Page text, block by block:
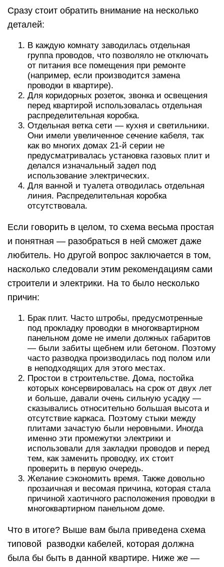
Сразу стоит обратить внимание на несколько
деталей:
В каждую комнату заводилась отдельная
группа проводов, что позволяло не отключать
от питания все помещения при ремонте
(например, если производится замена
проводки в квартире).
Для коридорных розеток, звонка и освещения
перед квартирой использовалась отдельная
распределительная коробка.
Отдельная ветка сети — кухня и светильники.
Они имели увеличенное сечение кабеля, так
как во многих домах 21-й серии не
предусматривалась установка газовых плит и
делался изначальный задел под
использование электрических.
Для ванной и туалета отводилась отдельная
линия. Распределительная коробка
отсутствовала.
Если говорить в целом, то схема весьма простая
и понятная — разобраться в ней сможет даже
любитель. Но другой вопрос заключается в том,
насколько следовали этим рекомендациям сами
строители и электрики. На то было несколько
причин:
Брак плит. Часто штробы, предусмотренные
под прокладку проводки в многоквартирном
панельном доме не имели должных габаритов
— были забиты щебнем или бетоном. Поэтому
часто разводка производилась под полом или
в неподходящих для этого местах.
Простои в строительстве. Дома, постойка
которых консервировалась на срок от двух лет
и больше, давали очень сильную усадку —
сказывались относительно большая высота и
отсутствие каркаса. Поэтому стыки между
плитами зачастую были неровными. Иногда
именно эти промежутки электрики и
использовали для закладки проводов и перед
тем, как заменить проводку, их стоит
проверить в первую очередь.
Желание сэкономить время. Также довольно
прозаичная и весомая причина, которая стала
причиной хаотичного расположения проводки в
многоквартирном панельном доме.
Что в итоге? Выше вам была приведена схема
типовой разводки кабелей, которая должна
была бы быть в данной квартире. Ниже же —